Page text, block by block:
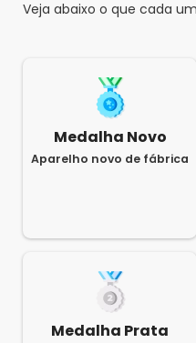
Veja abaixo o que cada
Medalha Novo
Aparelho novo de fábrica
Medalha Prata